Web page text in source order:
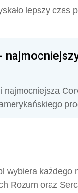
lepszy czas
wybiera każdego
Rozum oraz